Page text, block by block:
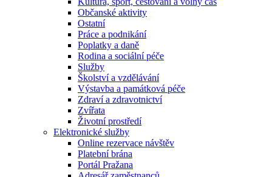
Občanské aktivity
Ostatní
Práce a podnikání
Poplatky a daně
Rodina a sociální péče
Služby
Školství a vzdělávání
Výstavba a památková péče
Zdraví a zdravotnictví
Zvířata
Životní prostředí
Elektronické služby
Online rezervace návštěv
Platební brána
Portál Pražana